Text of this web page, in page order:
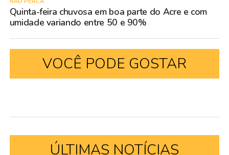
Quinta-feira chuvosa em boa parte do Acre e com
umidade variando entre 50 e 90%
VOCÊ PODE GOSTAR
ÚLTIMAS NOTÍCIAS